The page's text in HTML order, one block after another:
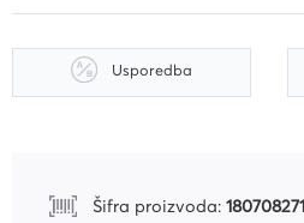
Usporedba
Šifra proizvoda: 180708271